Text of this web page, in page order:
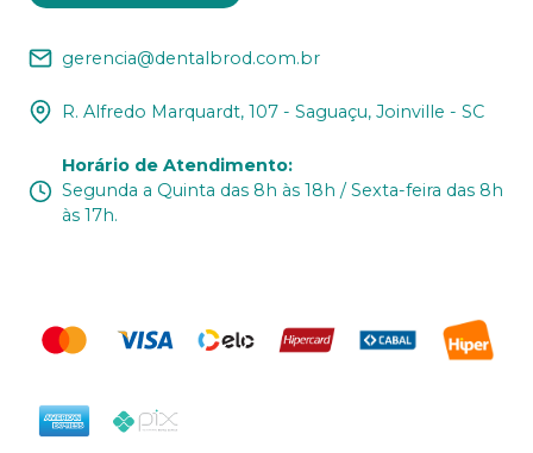
gerencia@dentalbrod.com.br
R. Alfredo Marquardt, 107 - Saguaçu, Joinville - SC
Horário de Atendimento:
Segunda a Quinta das 8h às 18h / Sexta-feira das 8h
às 17h.